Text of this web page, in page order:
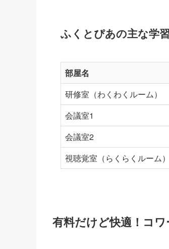
ふくとぴあの主な学
部屋名
研修室（わくわくルーム）
会議室1
会議室2
視聴覚室（らくらくルーム）
有料だけど快適！コ